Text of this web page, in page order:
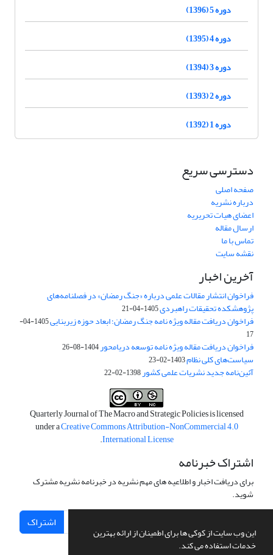
این وب سایت از کوکی ها برای اطمینان از ارائه بهترین
خدمات استفاده می کند.
دوره 5 (1396)
دوره 4 (1395)
دوره 3 (1394)
دوره 2 (1393)
دوره 1 (1392)
دسترسی سریع
صفحه اصلی
درباره نشریه
اعضای هیات تحریریه
ارسال مقاله
تماس با ما
نقشه سایت
آخرین اخبار
فراخوان انتشار مقالات علمی درباره «جنگ رمضان» در فصلنامه‌های
پژوهشکده تحقیقات راهبردی1405-04-21
فراخوان دریافت مقاله ویژه نامه جنگ رمضان؛ ابعاد حوزه زیربنایی
1405-04-
17
فراخوان دریافت مقاله ویژه نامه توسعه دریامحور1404-08-26
سیاست‌های کلی نظام1403-02-23
آئین‌نامه جدید نشریات علمی کشور1398-02-22
Quarterly Journal of The Macro and Strategic Policies is licensed
under aCreative Commons Attribution-NonCommercial 4.0
International License
.
اشتراک خبرنامه
برای دریافت اخبار و اطلاعیه های مهم نشریه در خبرنامه نشریه مشترک
شوید.
اشتراک